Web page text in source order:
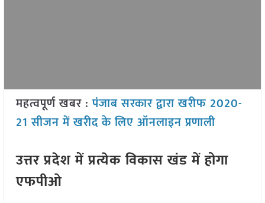
महत्वपूर्ण खबर :पंजाब सरकार द्वारा खरीफ 2020-
21 सीजन में खरीद के लिए ऑनलाइन प्रणाली
उत्तर प्रदेश में प्रत्येक विकास खंड में होगा
एफपीओ